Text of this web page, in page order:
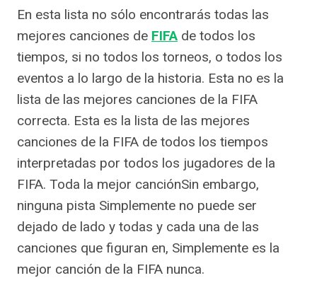
En esta lista no sólo encontrarás todas las
mejores canciones de FIFA de todos los
tiempos, si no todos los torneos, o todos los
eventos a lo largo de la historia. Esta no es la
lista de las mejores canciones de la FIFA
correcta. Esta es la lista de las mejores
canciones de la FIFA de todos los tiempos
interpretadas por todos los jugadores de la
FIFA. Toda la mejor canciónSin embargo,
ninguna pista Simplemente no puede ser
dejado de lado y todas y cada una de las
canciones que figuran en, Simplemente es la
mejor canción de la FIFA nunca.